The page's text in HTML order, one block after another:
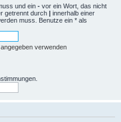
und ein - vor ein Wort, das nicht
getrennt durch | innerhalb einer
muss. Benutze ein * als
verwenden